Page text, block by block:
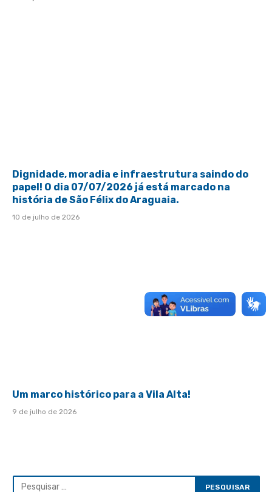
Dignidade, moradia e infraestrutura saindo do
papel! O dia 07/07/2026 já está marcado na
história de São Félix do Araguaia.
10 de julho de 2026
Um marco histórico para a Vila Alta!
9 de julho de 2026